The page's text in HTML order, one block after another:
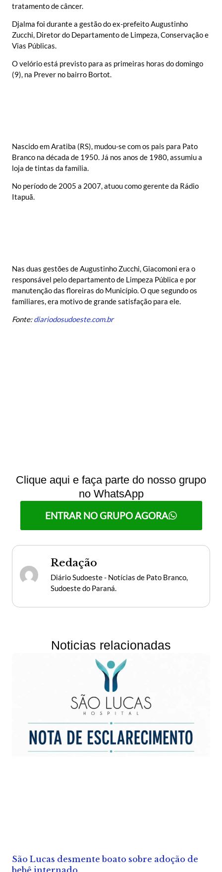
tratamento de câncer.
Djalma foi durante a gestão do ex-prefeito Augustinho
Zucchi, Diretor do Departamento de Limpeza, Conservação e
Vias Públicas.
O velório está previsto para as primeiras horas do domingo
(9), na Prever no bairro Bortot.
Nascido em Aratiba (RS), mudou-se com os pais para Pato
Branco na década de 1950. Já nos anos de 1980, assumiu a
loja de tintas da família.
No período de 2005 a 2007, atuou como gerente da Rádio
Itapuã.
Nas duas gestões de Augustinho Zucchi, Giacomoni era o
responsável pelo departamento de Limpeza Pública e por
manutenção das floreiras do Município. O que segundo os
familiares, era motivo de grande satisfação para ele.
Fonte:diariodosudoeste.com.br
Clique aqui e faça parte do nosso grupo
no WhatsApp
ENTRAR NO GRUPO AGORA
Redação
Diário Sudoeste - Notícias de Pato Branco,
Sudoeste do Paraná.
Noticias relacionadas
São Lucas desmente boato sobre adoção de